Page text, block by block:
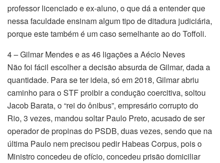
professor licenciado e ex-aluno, o que dá a entender que
nessa faculdade ensinam algum tipo de ditadura judiciária,
porque este também é um caso semelhante ao do Toffoli.
4 – Gilmar Mendes e as 46 ligações a Aécio Neves
Não foi fácil escolher a decisão absurda de Gilmar, dada a
quantidade. Para se ter ideia, só em 2018, Gilmar abriu
caminho para o STF proibir a condução coercitiva, soltou
Jacob Barata, o “rei do ônibus”, empresário corrupto do
Rio, 3 vezes, mandou soltar Paulo Preto, acusado de ser
operador de propinas do PSDB, duas vezes, sendo que na
última Paulo nem precisou pedir Habeas Corpus, pois o
Ministro concedeu de ofício, concedeu prisão domiciliar